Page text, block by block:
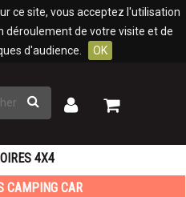
ce site, vous acceptez l'utilisation
déroulement de votre visite et de
d'audience.
OK
Rechercher
Mon
Mon
4X4
CAMPING CAR